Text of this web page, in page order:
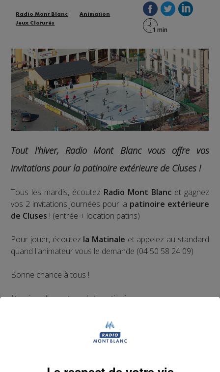
Radio Mont Blanc
Animation
Jeux Cloturés
Tout l'hiver, Radio Mont Blanc vous offre vos
invitations pour la patinoire extérieure de Cluses !
Tous les mardis, écoutez Radio Mont Blancet gagnez
vos 2 invitations journées pour la patinoire extérieure
de Cluses ! (entrée + location patins)
Pour jouer, écoutez la Matinale et appelez au standard
quand l'animateur vous le demande (04 50 58 24 09)
Bonne chance à tous !
Horaires d'ouverture de la patinoire